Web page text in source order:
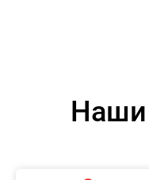
Наши